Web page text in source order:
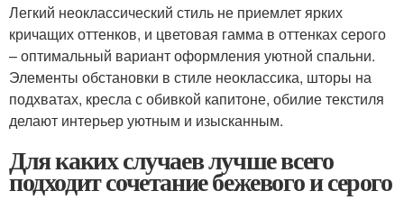
Легкий неоклассический стиль не приемлет ярких
кричащих оттенков, и цветовая гамма в оттенках серого
– оптимальный вариант оформления уютной спальни.
Элементы обстановки в стиле неоклассика, шторы на
подхватах, кресла с обивкой капитоне, обилие текстиля
делают интерьер уютным и изысканным.
Для каких случаев лучше всего
подходит сочетание бежевого и серого